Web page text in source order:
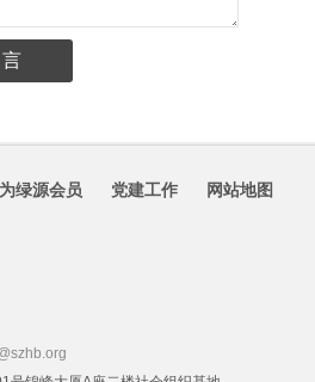
绿源会员 党建工作 网站地图